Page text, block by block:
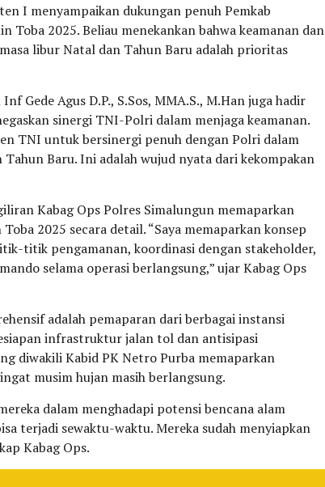
I menyampaikan dukungan penuh Pemkab
Toba 2025. Beliau menekankan bahwa keamanan dan
libur Natal dan Tahun Baru adalah prioritas
Gede Agus D.P., S.Sos, MMA.S., M.Han juga hadir
sinergi TNI-Polri dalam menjaga keamanan.
TNI untuk bersinergi penuh dengan Polri dalam
Baru. Ini adalah wujud nyata dari kekompakan
Kabag Ops Polres Simalungun memaparkan
2025 secara detail. “Saya memaparkan konsep
titik pengamanan, koordinasi dengan stakeholder,
selama operasi berlangsung,” ujar Kabag Ops
adalah pemaparan dari berbagai instansi
infrastruktur jalan tol dan antisipasi
diwakili Kabid PK Netro Purba memaparkan
musim hujan masih berlangsung.
dalam menghadapi potensi bencana alam
terjadi sewaktu-waktu. Mereka sudah menyiapkan
Kabag Ops.